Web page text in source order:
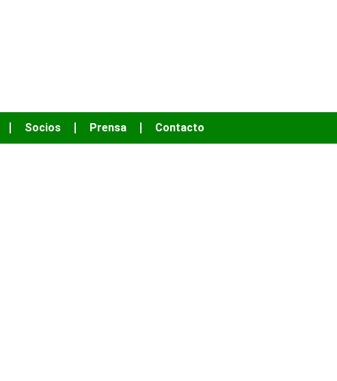
Socios Prensa Contacto